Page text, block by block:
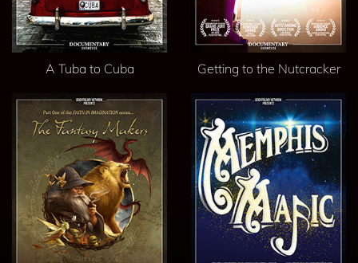
A Tuba to Cuba Getting to the Nutcracker